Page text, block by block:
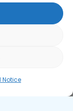
Notice